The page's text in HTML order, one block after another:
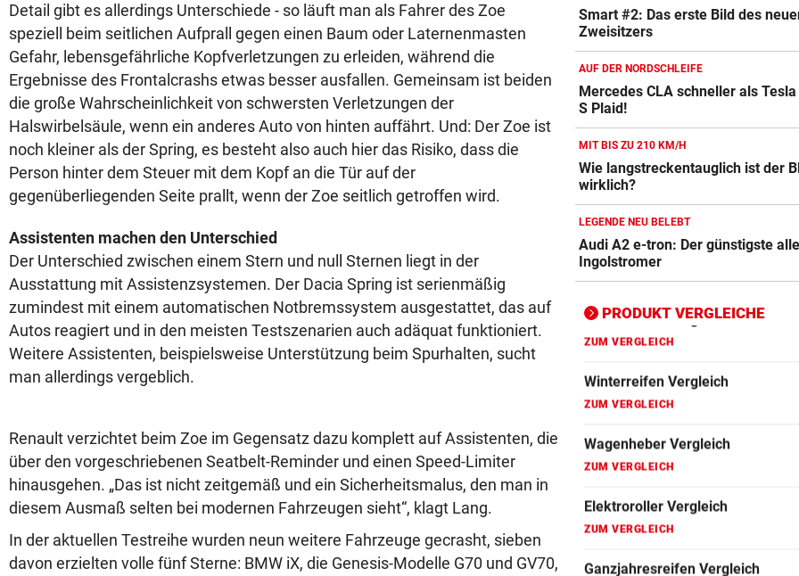
Detail gibt es allerdings Unterschiede - so läuft man als Fahrer des Zoe
speziell beim seitlichen Aufprall gegen einen Baum oder Laternenmasten
Gefahr, lebensgefährliche Kopfverletzungen zu erleiden, während die
Ergebnisse des Frontalcrashs etwas besser ausfallen. Gemeinsam ist beiden
die große Wahrscheinlichkeit von schwersten Verletzungen der
Halswirbelsäule, wenn ein anderes Auto von hinten auffährt. Und: Der Zoe ist
noch kleiner als der Spring, es besteht also auch hier das Risiko, dass die
Person hinter dem Steuer mit dem Kopf an die Tür auf der
gegenüberliegenden Seite prallt, wenn der Zoe seitlich getroffen wird.
Assistenten machen den Unterschied
Der Unterschied zwischen einem Stern und null Sternen liegt in der
Ausstattung mit Assistenzsystemen. Der Dacia Spring ist serienmäßig
zumindest mit einem automatischen Notbremssystem ausgestattet, das auf
Autos reagiert und in den meisten Testszenarien auch adäquat funktioniert.
Weitere Assistenten, beispielsweise Unterstützung beim Spurhalten, sucht
man allerdings vergeblich.
Renault verzichtet beim Zoe im Gegensatz dazu komplett auf Assistenten, die
über den vorgeschriebenen Seatbelt-Reminder und einen Speed-Limiter
hinausgehen. „Das ist nicht zeitgemäß und ein Sicherheitsmalus, den man in
diesem Ausmaß selten bei modernen Fahrzeugen sieht“, klagt Lang.
In der aktuellen Testreihe wurden neun weitere Fahrzeuge gecrasht, sieben
davon erzielten volle fünf Sterne: BMW iX, die Genesis-Modelle G70 und GV70,
RECHT BEI WASSERMANGEL vor
Pool trotz Verbot gefüllt?
kann teuer werden
Smart #2: Das erste Bild des
Zweisitzers
AUF DER NORDSCHLEIFE
Mercedes CLA schneller als
S Plaid!
MIT BIS ZU 210 KM/H
Wie langstreckentauglich ist der
wirklich?
LEGENDE NEU BELEBT
Audi A2 e-tron: Der günstigste
Ingolstromer
PRODUKT VERGLEICHE
Autobatterie Vergleich
ZUM VERGLEICH
Winterreifen Vergleich
Wagenheber Vergleich
ZUM VERGLEICH
Elektroroller Vergleich
ZUM VERGLEICH
Ganzjahresreifen Vergleich
ZUM VERGLEICH
Motorradhelm Vergleich
Schneeketten Vergleich
Autokredit Vergleich